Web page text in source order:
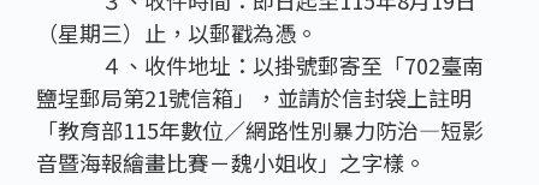
（星期三）止，以郵戳為憑。
４、收件地址：以掛號郵寄至「702臺南
鹽埕郵局第21號信箱」，並請於信封袋上註明
「教育部115年數位∕網路性別暴力防治—短影
音暨海報繪畫比賽－魏小姐收」之字樣。